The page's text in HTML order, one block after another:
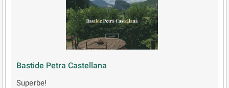
Bastide Petra Castellana
Superbe!